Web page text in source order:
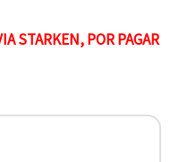
STARKEN, POR PAGAR